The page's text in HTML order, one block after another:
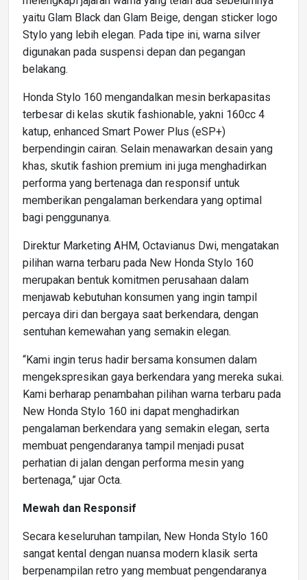
yaitu Glam Black dan Glam Beige, dengan sticker logo
Stylo yang lebih elegan. Pada tipe ini, warna silver
digunakan pada suspensi depan dan pegangan
belakang.
Honda Stylo 160 mengandalkan mesin berkapasitas
terbesar di kelas skutik fashionable, yakni 160cc 4
katup, enhanced Smart Power Plus (eSP+)
berpendingin cairan. Selain menawarkan desain yang
khas, skutik fashion premium ini juga menghadirkan
performa yang bertenaga dan responsif untuk
memberikan pengalaman berkendara yang optimal
bagi penggunanya.
Direktur Marketing AHM, Octavianus Dwi, mengatakan
pilihan warna terbaru pada New Honda Stylo 160
merupakan bentuk komitmen perusahaan dalam
menjawab kebutuhan konsumen yang ingin tampil
percaya diri dan bergaya saat berkendara, dengan
sentuhan kemewahan yang semakin elegan.
“Kami ingin terus hadir bersama konsumen dalam
mengekspresikan gaya berkendara yang mereka sukai.
Kami berharap penambahan pilihan warna terbaru pada
New Honda Stylo 160 ini dapat menghadirkan
pengalaman berkendara yang semakin elegan, serta
membuat pengendaranya tampil menjadi pusat
perhatian di jalan dengan performa mesin yang
bertenaga,” ujar Octa.
Mewah dan Responsif
Secara keseluruhan tampilan, New Honda Stylo 160
sangat kental dengan nuansa modern klasik serta
berpenampilan retro yang membuat pengendaranya